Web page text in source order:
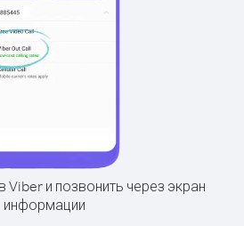
Viber и позвонить через экран
информации